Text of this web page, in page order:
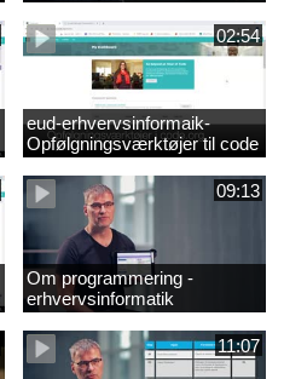
02:54
eud-erhvervsinformaik-
Opfølgningsværktøjer til code
09:13
Om programmering -
erhvervsinformatik
11:07